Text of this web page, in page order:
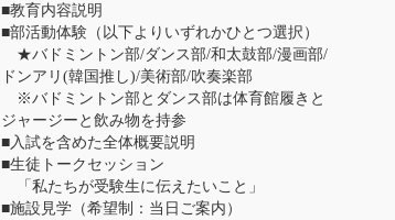
■教育内容説明
■部活動体験（以下よりいずれかひとつ選択）
★バドミントン部/ダンス部/和太鼓部/漫画部/
ドンアリ(韓国推し)/美術部/吹奏楽部
※バドミントン部とダンス部は体育館履きと
ジャージーと飲み物を持参
■入試を含めた全体概要説明
■生徒トークセッション
「私たちが受験生に伝えたいこと」
■施設見学（希望制：当日ご案内）